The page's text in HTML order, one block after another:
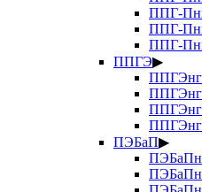
ППГ-
ППГ-
ППГ-
ППГЭ▶
ПЭБаП▶